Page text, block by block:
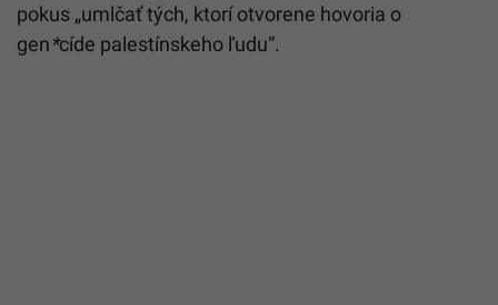
pokus „umlčať tých, ktorí otvorene hovoria o
gen*cíde palestínskeho ľudu“.